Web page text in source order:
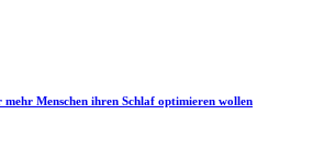
Menschen ihren Schlaf optimieren wollen